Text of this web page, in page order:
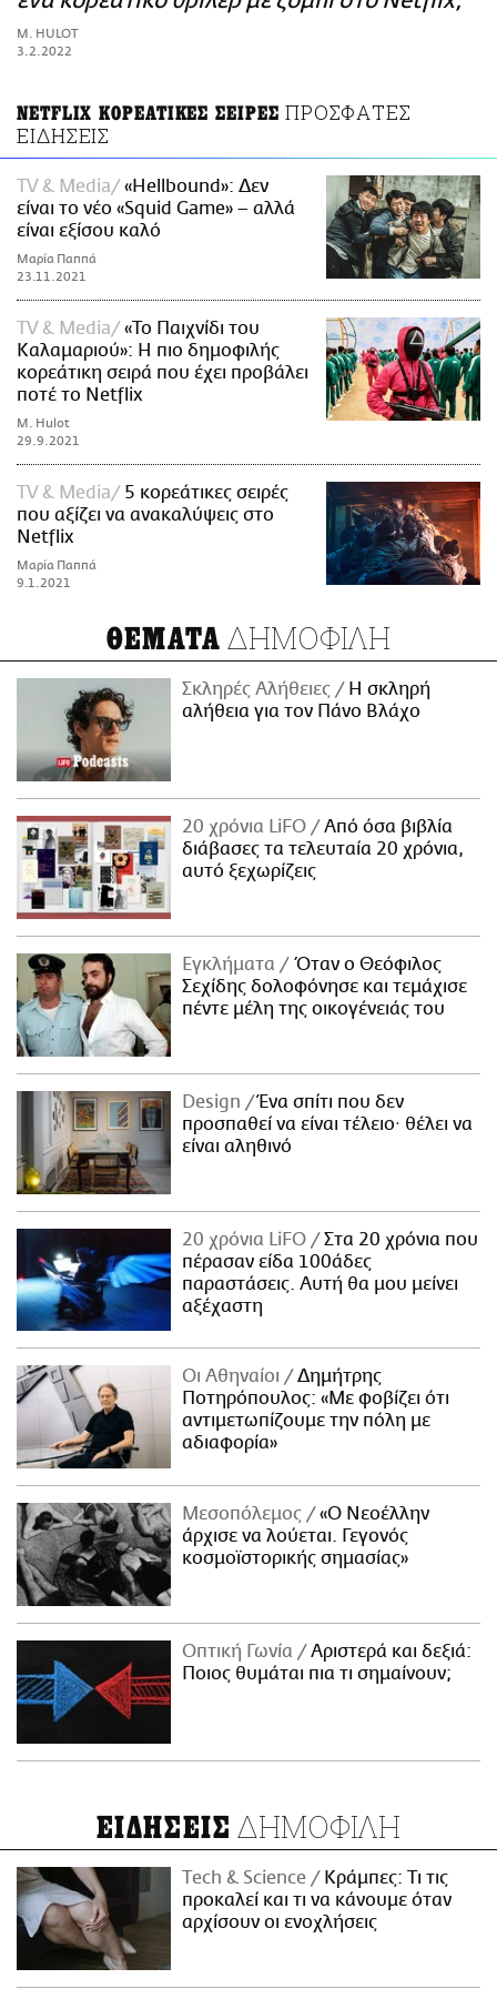
ΑΜΠΑ
PRINT
M. HULOT
3.2.2022
NETFLIX ΚΟΡΕΑΤΙΚΕΣ ΣΕΙΡΕΣ ΠΡΟΣΦΑΤΕΣ
ΕΙΔΗΣΕΙΣ
TV & Media
«Hellbound»: Δεν
είναι το νέο «Squid Game» – αλλά
είναι εξίσου καλό
Μαρία Παππά
23.11.2021
TV & Media
«Το Παιχνίδι του
Καλαμαριού»: Η πιο δημοφιλής
κορεάτικη σειρά που έχει προβάλει
ποτέ το Netflix
M. Hulot
29.9.2021
TV & Media
5 κορεάτικες σειρές
που αξίζει να ανακαλύψεις στο
Netflix
Μαρία Παππά
9.1.2021
ΘΕΜΑΤΑ ΔΗΜΟΦΙΛΗ
Σκληρές Αλήθειες
H σκληρή
αλήθεια για τον Πάνο Βλάχο
20 χρόνια LiFO
Από όσα βιβλία
διάβασες τα τελευταία 20 χρόνια,
αυτό ξεχωρίζεις
Εγκλήματα
Όταν ο Θεόφιλος
Σεχίδης δολοφόνησε και τεμάχισε
πέντε μέλη της οικογένειάς του
Design
Ένα σπίτι που δεν
προσπαθεί να είναι τέλειο· θέλει να
είναι αληθινό
20 χρόνια LiFO
Στα 20 χρόνια που
πέρασαν είδα 100άδες
παραστάσεις. Αυτή θα μου μείνει
αξέχαστη
Οι Αθηναίοι
Δημήτρης
Ποτηρόπουλος: «Με φοβίζει ότι
αντιμετωπίζουμε την πόλη με
αδιαφορία»
Μεσοπόλεμος
«Ο Νεοέλλην
άρχισε να λούεται. Γεγονός
κοσμοϊστορικής σημασίας»
Οπτική Γωνία
Αριστερά και δεξιά:
Ποιος θυμάται πια τι σημαίνουν;
ΕΙΔΗΣΕΙΣ ΔΗΜΟΦΙΛΗ
Τech & Science
Κράμπες: Τι τις
προκαλεί και τι να κάνουμε όταν
αρχίσουν οι ενοχλήσεις